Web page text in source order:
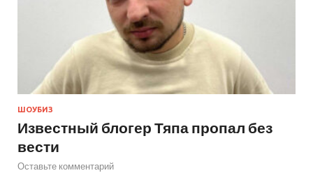
ШОУБИЗ
Известный блогер Тяпа пропал без
вести
Оставьте комментарий